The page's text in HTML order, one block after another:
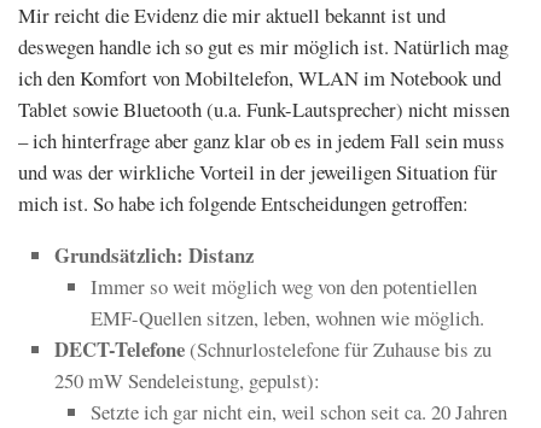
Mir reicht die Evidenz die mir aktuell bekannt ist und
deswegen handle ich so gut es mir möglich ist. Natürlich mag
ich den Komfort von Mobiltelefon, WLAN im Notebook und
Tablet sowie Bluetooth (u.a. Funk-Lautsprecher) nicht missen
– ich hinterfrage aber ganz klar ob es in jedem Fall sein muss
und was der wirkliche Vorteil in der jeweiligen Situation für
mich ist. So habe ich folgende Entscheidungen getroffen:
Grundsätzlich: Distanz
Immer so weit möglich weg von den potentiellen
EMF-Quellen sitzen, leben, wohnen wie möglich.
DECT-Telefone(Schnurlostelefone für Zuhause bis zu
250 mW Sendeleistung, gepulst):
Setzte ich gar nicht ein, weil schon seit ca. 20 Jahren